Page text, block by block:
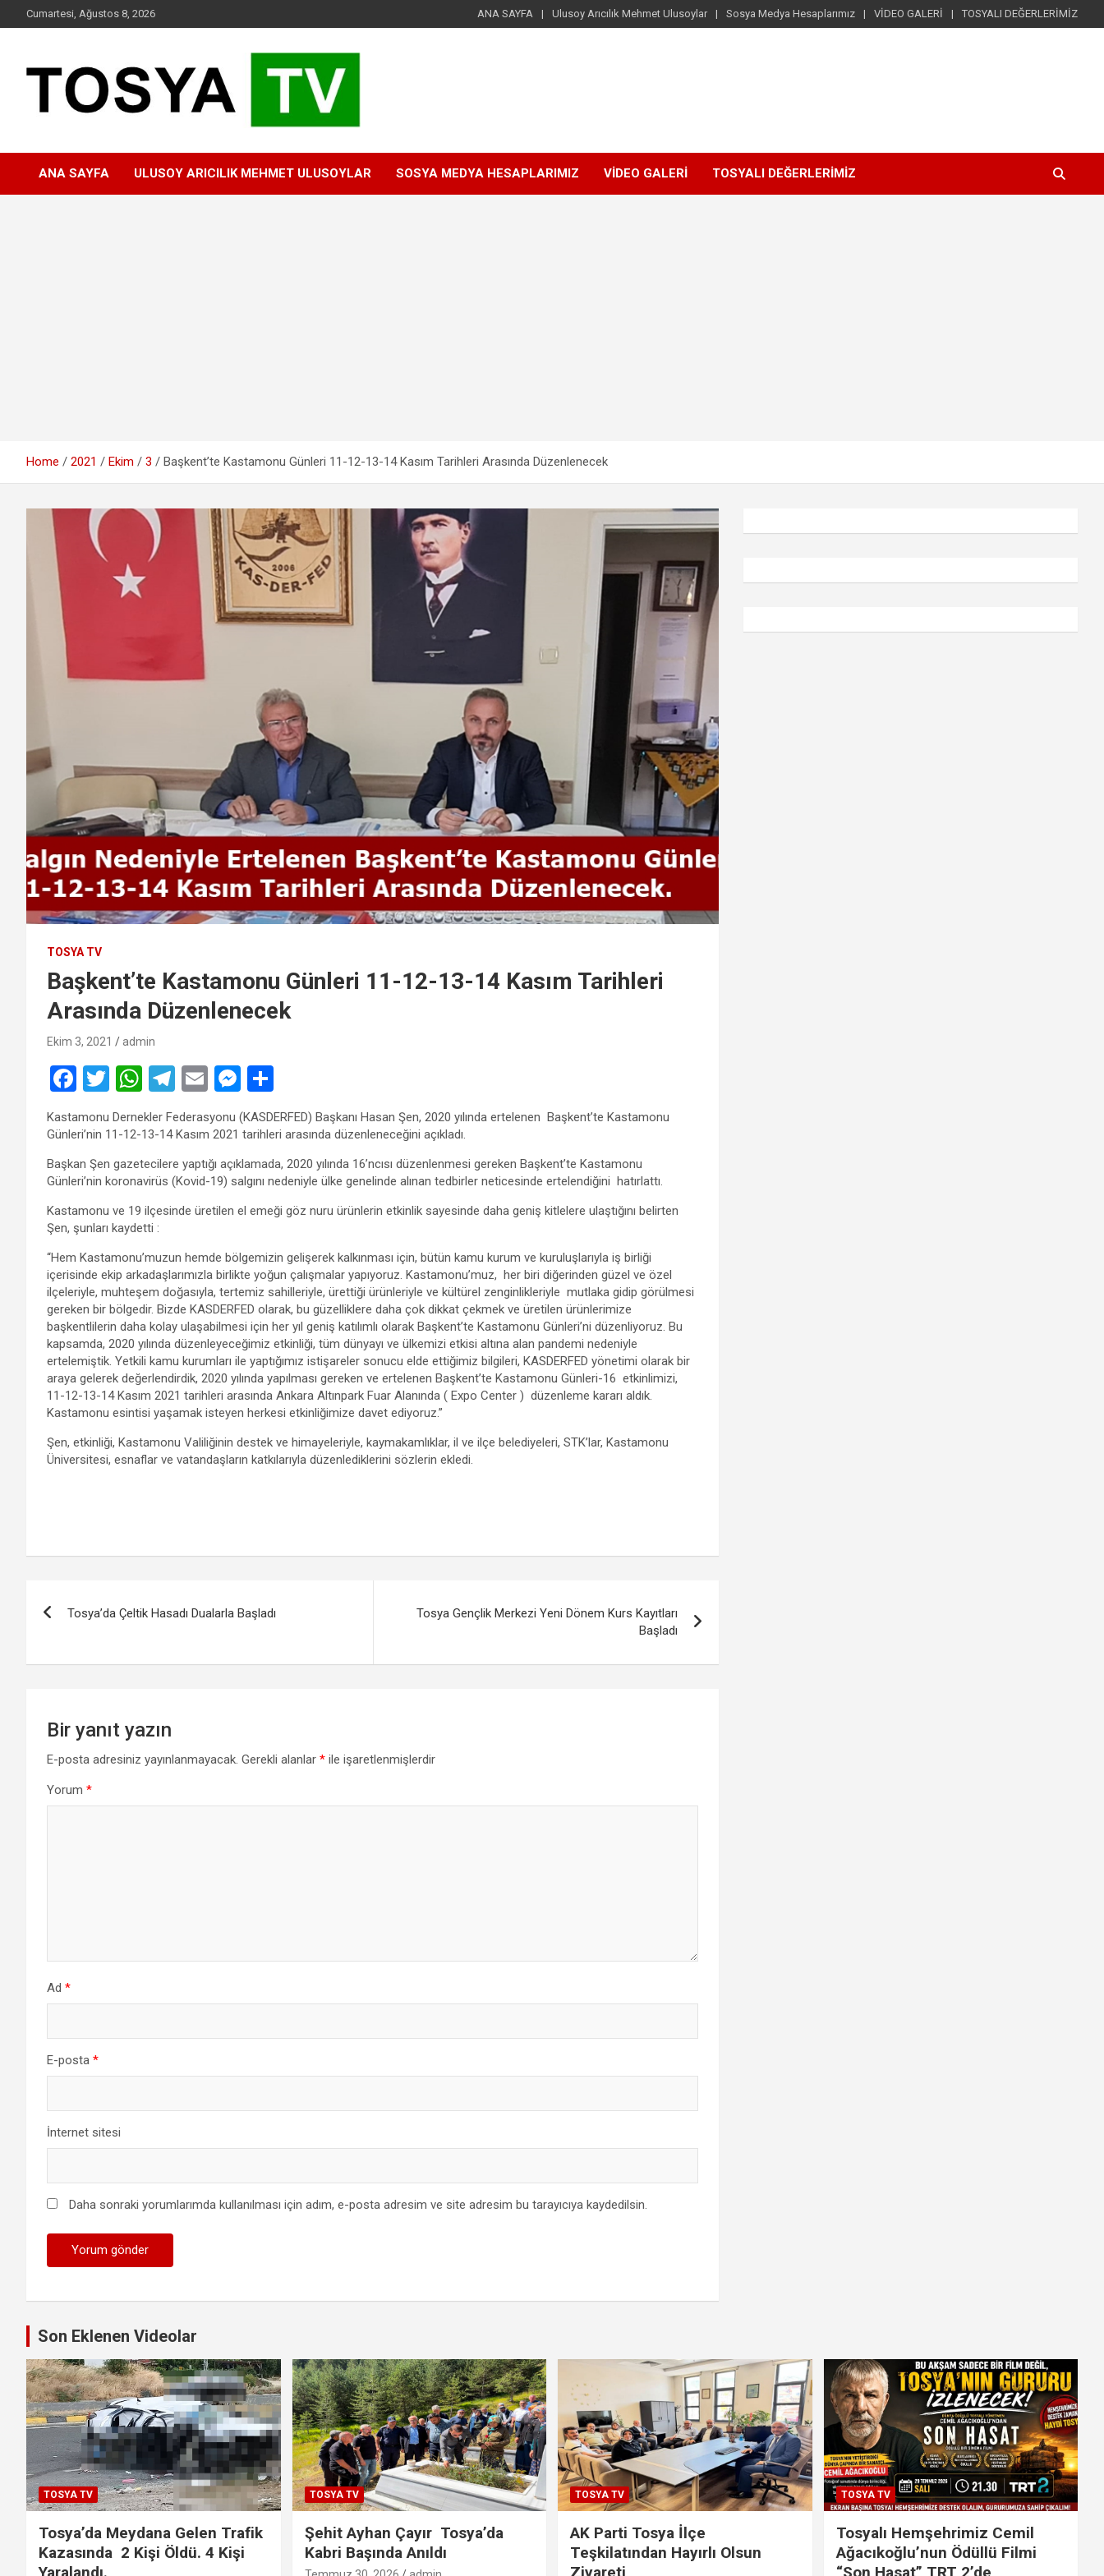
to
Cumartesi, Ağustos 8, 2026 ANA SAYFA Ulusoy Arıcılık Mehmet Ulusoylar Sosya Medya Hesaplarımız VİDEO GALERİ TOSYALI DEĞERLERİMİZ
ANA SAYFA ULUSOY ARICILIK MEHMET ULUSOYLAR SOSYA MEDYA HESAPLARIMIZ VİDEO GALERİ TOSYALI DEĞERLERİMİZ
Home 2021 Ekim 3 Başkent’te Kastamonu Günleri 11-12-13-14 Kasım Tarihleri Arasında Düzenlenecek
TOSYA TV
Başkent’te Kastamonu Günleri 11-12-13-14 Kasım Tarihleri
Arasında Düzenlenecek
Ekim 3, 2021 admin
F
ce
b
o
o
k
T
wi
tt
er
W
h
at
s
A
p
p
T
el
e
gr
a
m
E
ail
M
es
se
n
g
er
h
ar
e
Kastamonu Dernekler Federasyonu (KASDERFED) Başkanı Hasan Şen, 2020 yılında ertelenen Başkent’te Kastamonu
Günleri’nin 11-12-13-14 Kasım 2021 tarihleri arasında düzenleneceğini açıkladı.
Başkan Şen gazetecilere yaptığı açıklamada, 2020 yılında 16’ncısı düzenlenmesi gereken Başkent’te Kastamonu
Günleri’nin koronavirüs (Kovid-19) salgını nedeniyle ülke genelinde alınan tedbirler neticesinde ertelendiğini hatırlattı.
Kastamonu ve 19 ilçesinde üretilen el emeği göz nuru ürünlerin etkinlik sayesinde daha geniş kitlelere ulaştığını belirten
Şen, şunları kaydetti :
“Hem Kastamonu’muzun hemde bölgemizin gelişerek kalkınması için, bütün kamu kurum ve kuruluşlarıyla iş birliği
içerisinde ekip arkadaşlarımızla birlikte yoğun çalışmalar yapıyoruz. Kastamonu’muz, her biri diğerinden güzel ve özel
ilçeleriyle, muhteşem doğasıyla, tertemiz sahilleriyle, ürettiği ürünleriyle ve kültürel zenginlikleriyle mutlaka gidip görülmesi
gereken bir bölgedir. Bizde KASDERFED olarak, bu güzelliklere daha çok dikkat çekmek ve üretilen ürünlerimize
başkentlilerin daha kolay ulaşabilmesi için her yıl geniş katılımlı olarak Başkent’te Kastamonu Günleri’ni düzenliyoruz. Bu
kapsamda, 2020 yılında düzenleyeceğimiz etkinliği, tüm dünyayı ve ülkemizi etkisi altına alan pandemi nedeniyle
ertelemiştik. Yetkili kamu kurumları ile yaptığımız istişareler sonucu elde ettiğimiz bilgileri, KASDERFED yönetimi olarak bir
araya gelerek değerlendirdik, 2020 yılında yapılması gereken ve ertelenen Başkent’te Kastamonu Günleri-16 etkinlimizi,
11-12-13-14 Kasım 2021 tarihleri arasında Ankara Altınpark Fuar Alanında ( Expo Center ) düzenleme kararı aldık.
Kastamonu esintisi yaşamak isteyen herkesi etkinliğimize davet ediyoruz.”
Şen, etkinliği, Kastamonu Valiliğinin destek ve himayeleriyle, kaymakamlıklar, il ve ilçe belediyeleri, STK’lar, Kastamonu
Üniversitesi, esnaflar ve vatandaşların katkılarıyla düzenlediklerini sözlerin ekledi.
gezinmesi
Tosya’da Çeltik Hasadı Dualarla Başladı
Tosya Gençlik Merkezi Yeni Dönem Kurs Kayıtları
Başladı
Bir yanıt yazın
E-posta adresiniz yayınlanmayacak. Gerekli alanlar * ile işaretlenmişlerdir
Yorum *
Ad *
E-posta *
İnternet sitesi
Daha sonraki yorumlarımda kullanılması için adım, e-posta adresim ve site adresim bu tarayıcıya kaydedilsin.
Son Eklenen Videolar
TOSYA TV
Tosya’da Meydana Gelen Trafik
Kazasında 2 Kişi Öldü. 4 Kişi
TOSYA TV
Şehit Ayhan Çayır Tosya’da
Kabri Başında Anıldı
TOSYA TV
AK Parti Tosya İlçe
Teşkilatından Hayırlı Olsun
TOSYA TV
Tosyalı Hemşehrimiz Cemil
Ağacıkoğlu’nun Ödüllü Filmi